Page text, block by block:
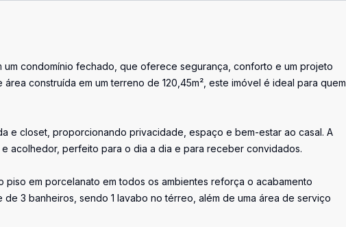
condomínio fechado, que oferece segurança, conforto e um projeto
construída em um terreno de 120,45m², este imóvel é ideal para quem
e closet, proporcionando privacidade, espaço e bem-estar ao casal. A
acolhedor, perfeito para o dia a dia e para receber convidados.
em porcelanato em todos os ambientes reforça o acabamento
3 banheiros, sendo 1 lavabo no térreo, além de uma área de serviço